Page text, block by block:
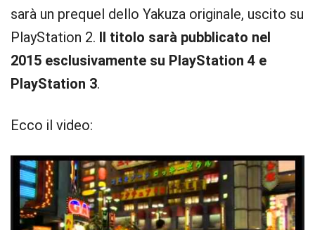
sarà un prequel dello Yakuza originale, uscito su
PlayStation 2. Il titolo sarà pubblicato nel
2015 esclusivamente su PlayStation 4 e
PlayStation 3.
Ecco il video: